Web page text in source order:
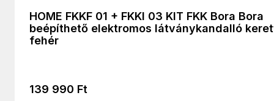
HOME FKKF 01 + FKKI 03 KIT FKK Bora Bora
beépíthető elektromos látványkandalló
fehér
139 990 Ft